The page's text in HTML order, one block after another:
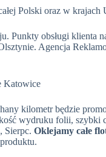
Polski oraz w
Punkty obsługi klienta
Agencja
kilometr będzie
wydruku folii, szybki
Sierpc. Oklejamy całe